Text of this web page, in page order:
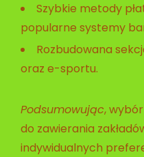
Szybkie metody
popularne systemy
Rozbudowana
oraz e-sportu.
Podsumowując,
do zawierania
indywidualnych